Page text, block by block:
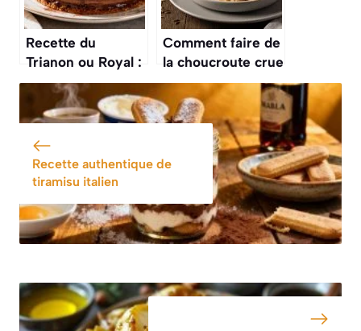
Recette du
Trianon ou Royal :
un dessert élégant
et délicieux
Comment faire de
la choucroute crue
: guide facile et
délicieux
Recette authentique de
tiramisu italien